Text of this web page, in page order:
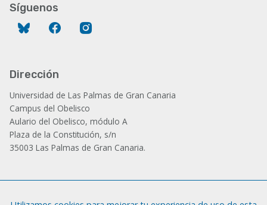
Síguenos
Bluesky Facebook
Dirección
Universidad de Las Palmas de Gran Canaria
Campus del Obelisco
Aulario del Obelisco, módulo A
Plaza de la Constitución, s/n
35003 Las Palmas de Gran Canaria.